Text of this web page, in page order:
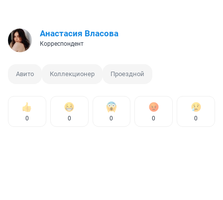
Анастасия Власова
Корреспондент
Авито Коллекционер Проездной
0 0 0 0 0